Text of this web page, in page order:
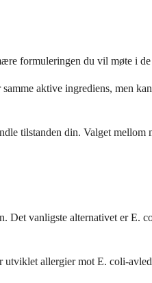
formuleringen du vil møte i
aktive ingrediens, men
tilstanden din. Valget
vanligste alternativet er E.
allergier mot E. coli-